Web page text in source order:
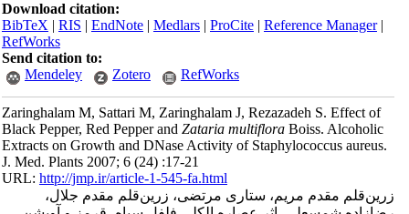
Download citation:
BibTeX|RIS|EndNote|Medlars|ProCite|Reference Manager
RefWorks
Send citation to:
Mendeley
Zotero RefWorks
Zaringhalam M, Sattari M, Zaringhalam J, Rezazadeh S. Effect of
Black Pepper, Red Pepper andZataria multifloraBoiss. Alcoholic
Extracts on Growth and DNase Activity of Staphylococcus aureus.
J. Med. Plants 2007; 6 (24) :17-21
URL:http://jmp.ir/article-1-545-fa.html
مقدم مریم، ستاری مرتضی، زرین‌قلم مقدم جلال،